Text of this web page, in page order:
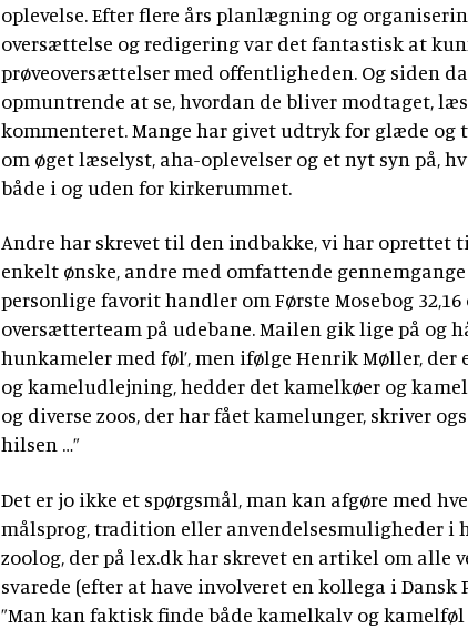
oplevelse. Efter flere års planlægning og
oversættelse og redigering var det fantastisk at
prøveoversættelser med offentligheden. Og siden
opmuntrende at se, hvordan de bliver modtaget,
kommenteret. Mange har givet udtryk for glæde
om øget læselyst, aha-oplevelser og et nyt syn på,
både i og uden for kirkerummet.
Andre har skrevet til den indbakke, vi har oprettet
enkelt ønske, andre med omfattende
personlige favorit handler om Første Mosebog
oversætterteam på udebane. Mailen gik lige på og
hunkameler med føl’, men ifølge Henrik Møller,
og kameludlejning, hedder det kamelkøer og
og diverse zoos, der har fået kamelunger, skriver
hilsen …”
Det er jo ikke et spørgsmål, man kan afgøre med
målsprog, tradition eller anvendelsesmuligheder i
zoolog, der på lex.dk har skrevet en artikel om alle
svarede (efter at have involveret en kollega i Dansk
”Man kan faktisk finde både kamelkalv og